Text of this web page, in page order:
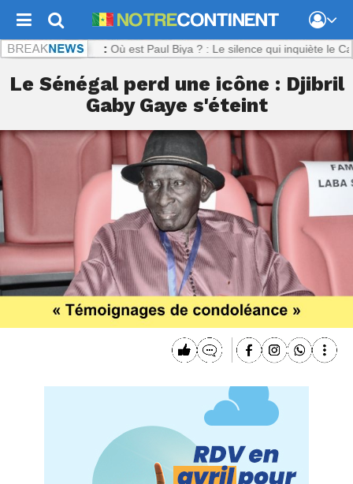
: Où est Paul Biya ? : Le silence qui inquiète le
Le Sénégal perd une icône : Djibril
Gaby Gaye s'éteint